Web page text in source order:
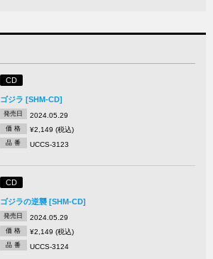
CD
ゴジラ [SHM-CD]
発売日 2024.05.29
価 格 ¥2,149 (税込)
品 番 UCCS-3123
CD
ゴジラの逆襲 [SHM-CD]
発売日 2024.05.29
価 格 ¥2,149 (税込)
品 番 UCCS-3124